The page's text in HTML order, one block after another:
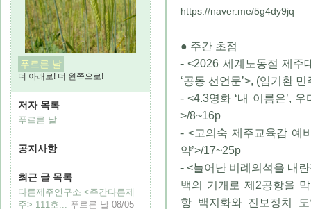
푸르른 날
더 아래로! 더 왼쪽으로!
저자 목록
푸르른 날
공지사항
최근 글 목록
다른제주연구소 <주간다른제
주> 111호...
푸르른 날 08/05
https://naver.me/5g4dy9jq
● 주간 초점
- <2026 세계노동절 제주
‘공동 선언문’>, (임기환
- <4.3영화 ‘내 이름은’,
>/8~16p
- <고의숙 제주교육감 예
약’>/17~25p
- <늘어난 비례의석을 내
백의 기개로 제2공항을
항 백지화와 진보정치